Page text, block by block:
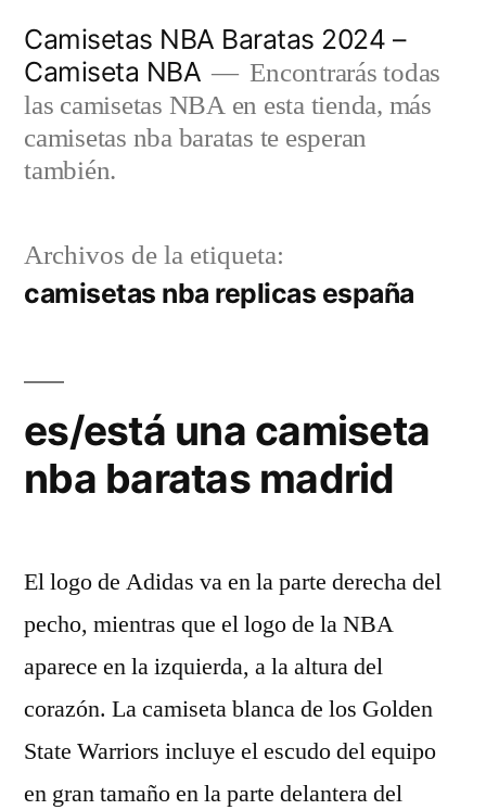
contenido
Camisetas NBA Baratas 2024 –
Camiseta NBA
Encontrarás todas
las camisetas NBA en esta tienda, más
camisetas nba baratas te esperan
también.
Archivos de la etiqueta:
camisetas nba replicas españa
es/está una camiseta
nba baratas madrid
El logo de Adidas va en la parte derecha del
pecho, mientras que el logo de la NBA
aparece en la izquierda, a la altura del
corazón. La camiseta blanca de los Golden
State Warriors incluye el escudo del equipo
en gran tamaño en la parte delantera del